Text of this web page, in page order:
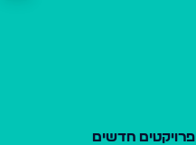
פרויקטים חדשים